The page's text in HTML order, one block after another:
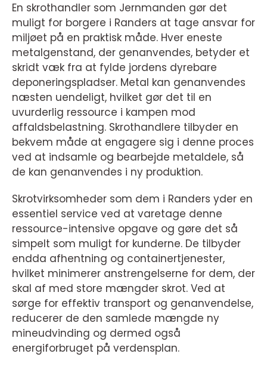
En skrothandler som Jernmanden gør det
muligt for borgere i Randers at tage ansvar for
miljøet på en praktisk måde. Hver eneste
metalgenstand, der genanvendes, betyder et
skridt væk fra at fylde jordens dyrebare
deponeringspladser. Metal kan genanvendes
næsten uendeligt, hvilket gør det til en
uvurderlig ressource i kampen mod
affaldsbelastning. Skrothandlere tilbyder en
bekvem måde at engagere sig i denne proces
ved at indsamle og bearbejde metaldele, så
de kan genanvendes i ny produktion.
Skrotvirksomheder som dem i Randers yder en
essentiel service ved at varetage denne
ressource-intensive opgave og gøre det så
simpelt som muligt for kunderne. De tilbyder
endda afhentning og containertjenester,
hvilket minimerer anstrengelserne for dem, der
skal af med store mængder skrot. Ved at
sørge for effektiv transport og genanvendelse,
reducerer de den samlede mængde ny
mineudvinding og dermed også
energiforbruget på verdensplan.